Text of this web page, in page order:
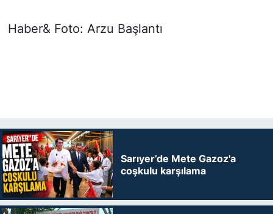
Haber& Foto: Arzu Başlantı
Sarıyer’de Mete Gazoz'a
coşkulu karşılama